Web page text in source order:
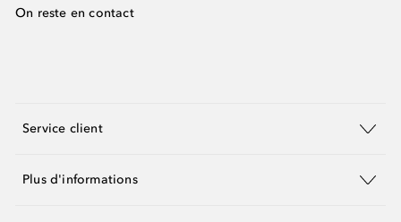
On reste en contact
Service client
Plus d'informations